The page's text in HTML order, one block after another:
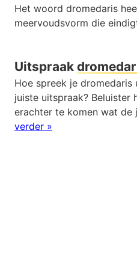
Het woord dromedaris
meervoudsvorm die
Uitspraak
Hoe spreek je
juiste uitspraak? Beluister
erachter te komen wat de
verder »